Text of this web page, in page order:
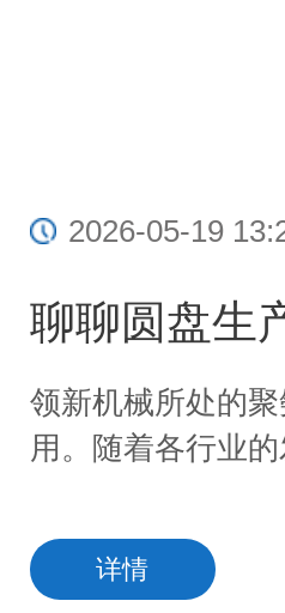
2026-05-19
聊聊圆盘生
衡…
领新机械所处的
用。随着各行业
详情